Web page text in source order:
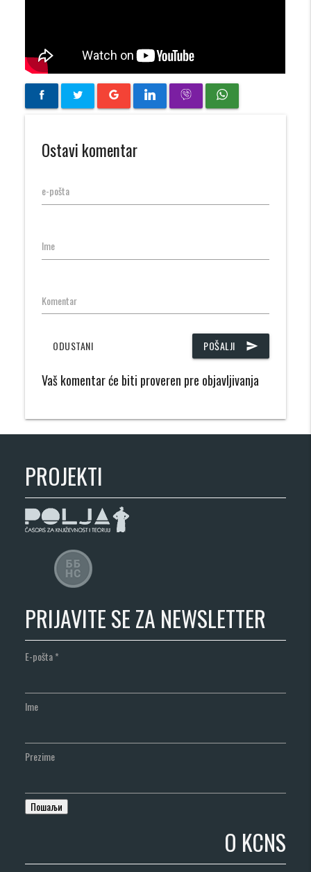
Ostavi komentar
e-pošta
Ime
Komentar
POŠALJI send
ODUSTANI
Vaš komentar će biti proveren pre objavljivanja
PROJEKTI
PRIJAVITE SE ZA NEWSLETTER
E-pošta*
Ime
Prezime
O KCNS